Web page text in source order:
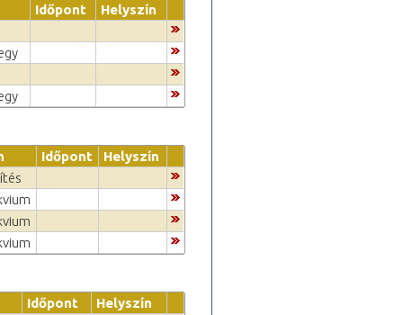
Időpont
Helyszín
Időpont
Helyszín
Időpont
Helyszín